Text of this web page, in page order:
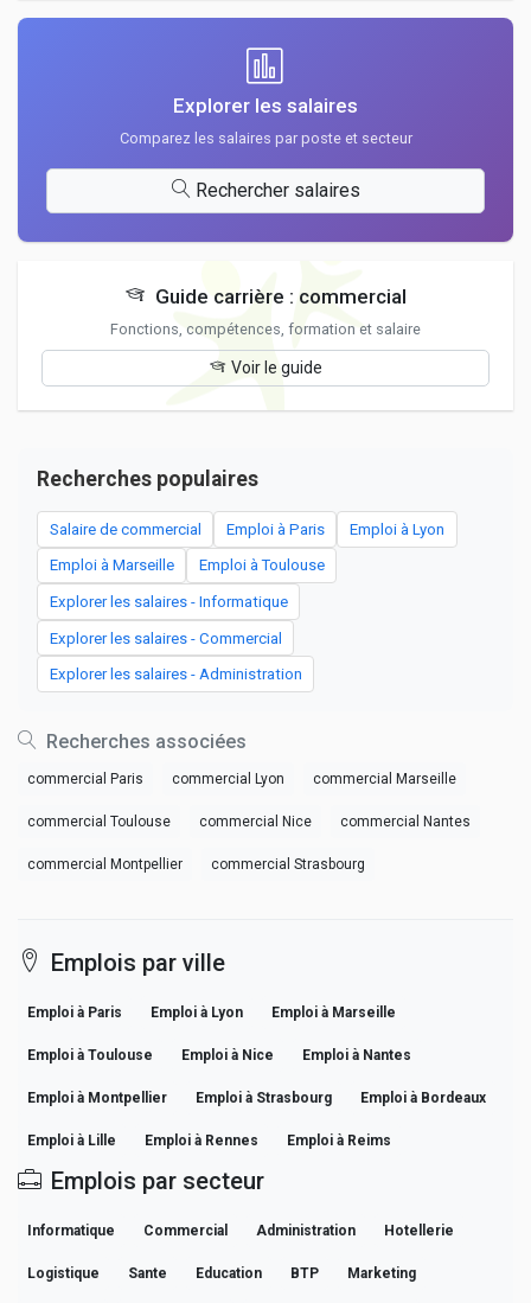
Explorer les salaires
Comparez les salaires par poste et secteur
Rechercher salaires
Guide carrière : commercial
Fonctions, compétences, formation et salaire
Voir le guide
Recherches populaires
Salaire de commercial Emploi à Paris Emploi à Lyon
Emploi à Marseille Emploi à Toulouse
Explorer les salaires - Informatique
Explorer les salaires - Commercial
Explorer les salaires - Administration
Recherches associées
commercial Paris commercial Lyon commercial Marseille
commercial Toulouse commercial Nice commercial Nantes
commercial Montpellier commercial Strasbourg
Emplois par ville
Emploi à Paris Emploi à Lyon Emploi à Marseille
Emploi à Toulouse Emploi à Nice Emploi à Nantes
Emploi à Montpellier Emploi à Strasbourg Emploi à Bordeaux
Emploi à Lille Emploi à Rennes Emploi à Reims
Emplois par secteur
Informatique Commercial Administration Hotellerie
Logistique Sante Education BTP Marketing